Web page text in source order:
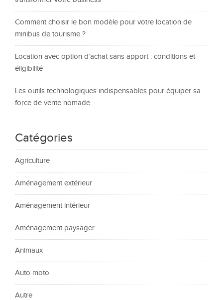
Comment choisir le bon modèle pour votre location de
minibus de tourisme ?
Location avec option d’achat sans apport : conditions et
éligibilité
Les outils technologiques indispensables pour équiper sa
force de vente nomade
Catégories
Agriculture
Aménagement extérieur
Aménagement intérieur
Aménagement paysager
Animaux
Auto moto
Autre